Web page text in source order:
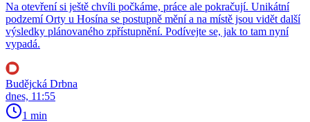
Na otevření si ještě chvíli počkáme, práce ale pokračují. Unikátní
podzemí Orty u Hosína se postupně mění a na místě jsou vidět další
výsledky plánovaného zpřístupnění. Podívejte se, jak to tam nyní
vypadá.
Budějcká Drbna
dnes, 11:55
1 min